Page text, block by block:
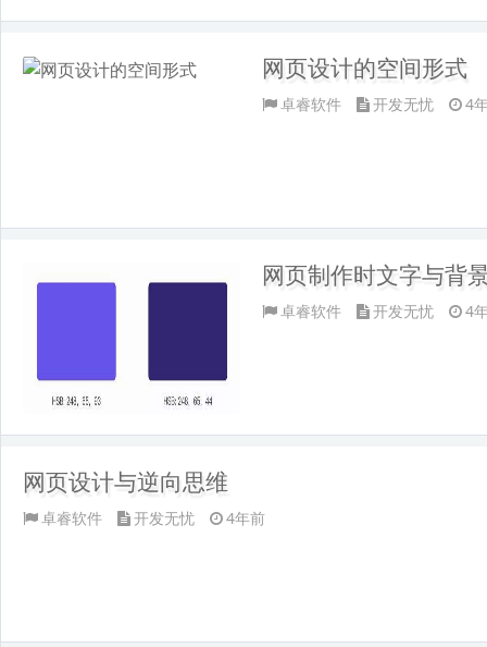
网页设计的空间形式
卓睿软件 开发无忧 4
网页制作时文字与背
卓睿软件 开发无忧 4
网页设计与逆向思维
卓睿软件 开发无忧 4年前